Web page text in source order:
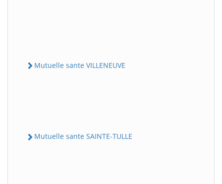
Mutuelle sante VILLENEUVE
Mutuelle sante SAINTE-TULLE